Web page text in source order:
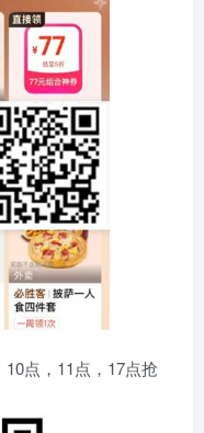
点，11点，17点抢